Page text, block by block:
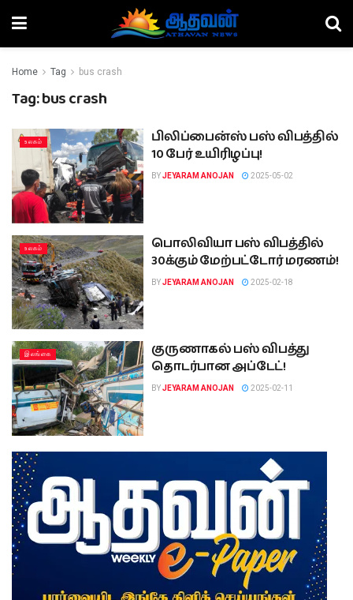
Home Tag bus crash
Tag:bus crash
உலகம்
பிலிப்பைன்ஸ் பஸ் விபத்தில்
10 பேர் உயிரிழப்பு!
BYJEYARAM ANOJAN 2025-05-02
உலகம்
பொலிவியா பஸ் விபத்தில்
30க்கும் மேற்பட்டோர் மரணம்!
BYJEYARAM ANOJAN 2025-02-18
இலங்கை
குருணாகல் பஸ் விபத்து
தொடர்பான அப்டேட்!
BYJEYARAM ANOJAN 2025-02-11